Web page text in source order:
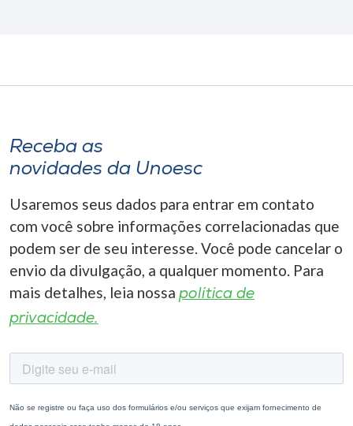
Receba as
novidades da Unoesc
Usaremos seus dados para entrar em contato
com você sobre informações correlacionadas que
podem ser de seu interesse. Você pode cancelar o
envio da divulgação, a qualquer momento. Para
mais detalhes, leia nossa política de
privacidade.